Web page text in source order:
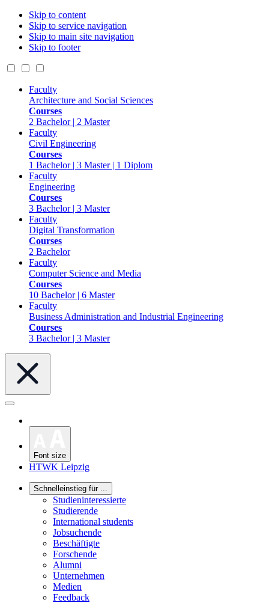
Skip to content
Skip to service navigation
Skip to main site navigation
Skip to footer
Faculty
Architecture and Social Sciences
Courses
2 Bachelor | 2 Master
Faculty
Civil Engineering
Courses
1 Bachelor | 3 Master | 1 Diplom
Faculty
Engineering
Courses
3 Bachelor | 3 Master
Faculty
Digital Transformation
Courses
2 Bachelor
Faculty
Computer Science and Media
Courses
10 Bachelor | 6 Master
Faculty
Business Administration and Industrial Engineering
Courses
3 Bachelor | 3 Master
Font size
HTWK Leipzig
Schnelleinstieg für ...
Studieninteressierte
Studierende
International students
Jobsuchende
Beschäftigte
Forschende
Alumni
Unternehmen
Medien
Feedback